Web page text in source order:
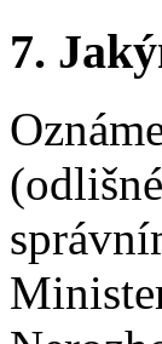
7.